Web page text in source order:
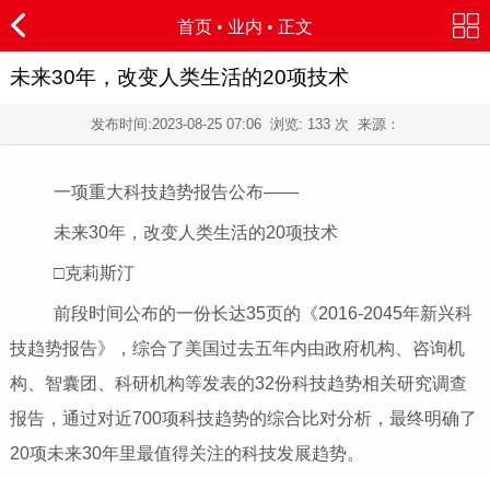
首页 • 业内 • 正文
未来30年，改变人类生活的20项技术
发布时间:2023-08-25 07:06浏览: 133 次 来源：
一项重大科技趋势报告公布――
未来30年，改变人类生活的20项技术
□克莉斯汀
前段时间公布的一份长达35页的《2016-2045年新兴科
技趋势报告》，综合了美国过去五年内由政府机构、咨询机
构、智囊团、科研机构等发表的32份科技趋势相关研究调查
报告，通过对近700项科技趋势的综合比对分析，最终明确了
20项未来30年里最值得关注的科技发展趋势。